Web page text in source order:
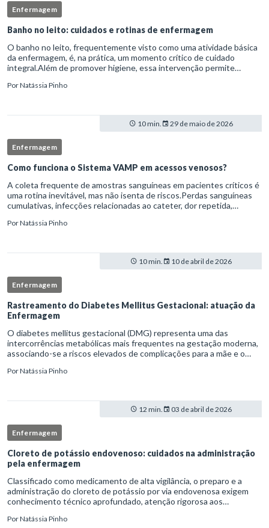
Enfermagem
Banho no leito: cuidados e rotinas de enfermagem
O banho no leito, frequentemente visto como uma atividade básica
da enfermagem, é, na prática, um momento crítico de cuidado
integral.Além de promover higiene, essa intervenção permite
PorNatássia Pinho
10 min. 29 de maio de 2026
Enfermagem
Como funciona o Sistema VAMP em acessos venosos?
A coleta frequente de amostras sanguíneas em pacientes críticos é
uma rotina inevitável, mas não isenta de riscos.Perdas sanguíneas
cumulativas, infecções relacionadas ao cateter, dor repetida,
PorNatássia Pinho
10 min. 10 de abril de 2026
Enfermagem
Rastreamento do Diabetes Mellitus Gestacional: atuação da
Enfermagem
O diabetes mellitus gestacional (DMG) representa uma das
intercorrências metabólicas mais frequentes na gestação moderna,
associando-se a riscos elevados de complicações para a mãe e o
enferm
PorNatássia Pinho
12 min. 03 de abril de 2026
Enfermagem
Cloreto de potássio endovenoso: cuidados na administração
pela enfermagem
Classificado como medicamento de alta vigilância, o preparo e a
administração do cloreto de potássio por via endovenosa exigem
conhecimento técnico aprofundado, atenção rigorosa aos
enfermag
PorNatássia Pinho